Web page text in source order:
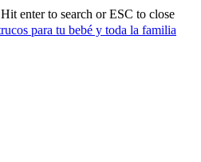
Hit enter to search or ESC to close